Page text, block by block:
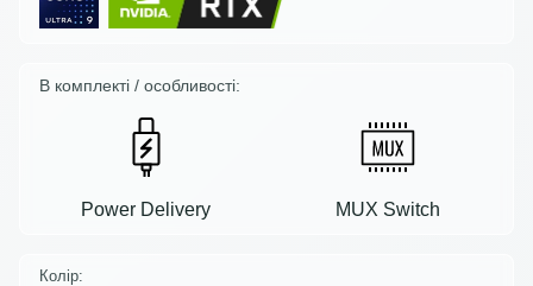
В комплекті / особливості:
Power Delivery MUX Switch
Колір: